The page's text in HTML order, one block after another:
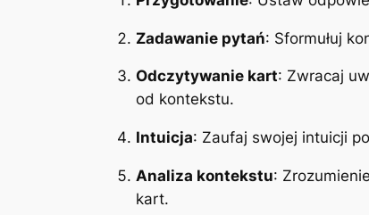
Zadawanie pytań: Sformułuj
Odczytywanie kart: Zwracaj
od kontekstu.
Intuicja: Zaufaj swojej intuicji
Analiza kontekstu:
kart.